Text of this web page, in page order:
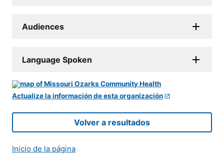
Audiences
Language Spoken
Actualize la información de esta organización
Volver a resultados
Inicio de la página